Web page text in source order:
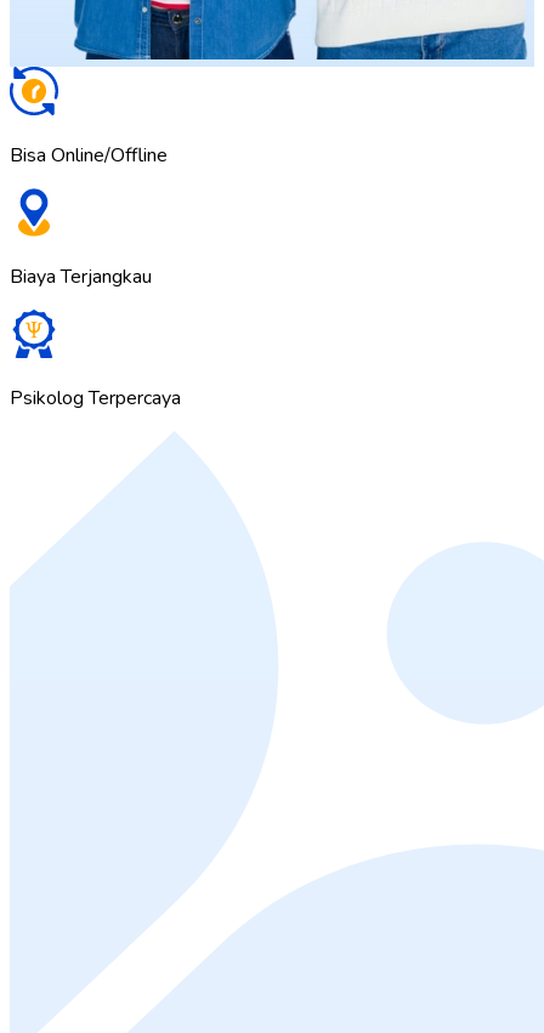
Bisa Online/Offline
Biaya Terjangkau
Psikolog Terpercaya